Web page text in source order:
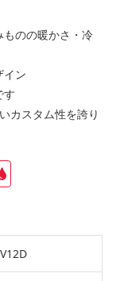
のの暖かさ・冷
イン
す
カスタム性を誇り